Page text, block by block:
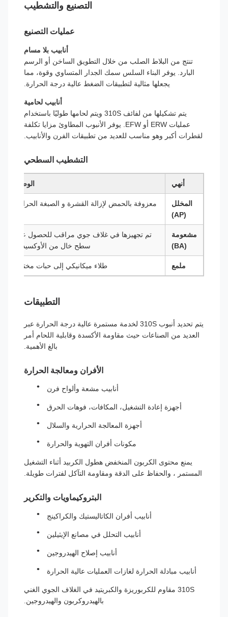
التصنيع والتشطيب
عمليات التصنيع
أنابيب بلا مسام
تنتج من البلاط الصلب من خلال التطويق الساخن أو الرسم
البارد. يوفر البناء السلس سمك الجدار المتساوي وقوة، مما
يجعلها مثالية لتطبيقات الضغط عالية درجة الحرارة.
أنابيب لحامية
يتم تشكيلها من لفائف 310S ويتم لحامها طوليًا باستخدام
عمليات ERW أو EFW. يوفر الأنبوب المطاوئ مزايا تكلفة
لقطرات أكبر وهو مناسب للعديد من تطبيقات الفرن والأنابيب.
التشطيب السطحي
أنهي الوصف
المخلل
(AP)
معزوفة بالحمض لإزالة القشرة و الصبغة الحرارية
مشعومة
(BA)
تم تجهيزها في غلاف جوي مراقب للحصول على
سطح خال من الأوكسيدات
ملمع طلاء ميكانيكي إلى حبات مختلفة
التطبيقات
يتم تحديد أنبوب 310S لخدمة مستمرة عالية درجة الحرارة عبر
العديد من الصناعات حيث مقاومة الأكسدة وقابلية اللحام أمر
بالغ الأهمية.
الأفران ومعالجة الحرارة
أنابيب مشعة وألواح فرن
أجهزة إعادة التشغيل، المكافات، فوهات الحرق
أجهزة المعالجة الحرارية والسلال
مكونات أفران التهوية والحرارة
يمنع محتوى الكربون المنخفض هطول الكربيد أثناء التشغيل
المستمر ، والحفاظ على الدقة ومقاومة التآكل لفترات طويلة.
البتروكيماويات والتكرير
أنابيب أفران الكاتاليستيك والكراكينج
أنابيب التحلل في مصانع الإيثيلين
أنابيب إصلاح الهيدروجين
أنابيب مبادلة الحرارة لغازات العمليات عالية الحرارة
310S مقاوم للكربوريزة والكبريتيد في الغلاف الجوي الغني
بالهيدروكربون والهيدروجين.